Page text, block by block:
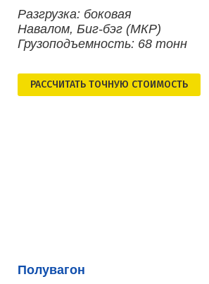
Разгрузка: боковая
Навалом, Биг-бэг (МКР)
Грузоподъемность: 68 тонн
РАСCЧИТАТЬ ТОЧНУЮ СТОИМОСТЬ
Полувагон